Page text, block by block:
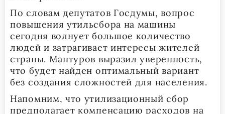
По словам депутатов Госдумы, вопрос
повышения утильсбора на машины
сегодня волнует большое количество
людей и затрагивает интересы жителей
страны. Мантуров выразил уверенность,
что будет найден оптимальный вариант
без создания сложностей для населения.
Напомним, что утилизационный сбор
предполагает компенсацию расходов на